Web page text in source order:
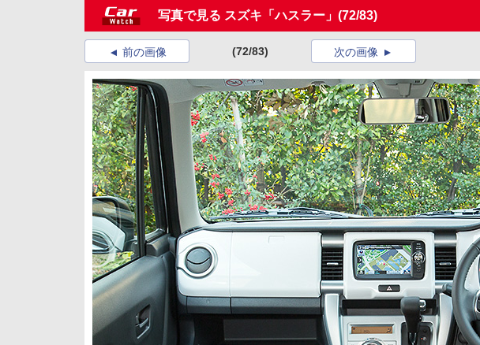
写真で見る スズキ「ハスラー」 (72/83)
前の画像 (72/83) 次の画像